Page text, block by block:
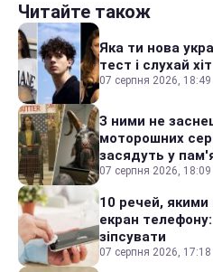
Читайте також
Яка ти нова
тест і слухай
07 серпня 2026, 18:49
З ними не
моторошних
засядуть у
07 серпня 2026, 18:09
10 речей,
екран
зіпсувати
07 серпня 2026, 17:18